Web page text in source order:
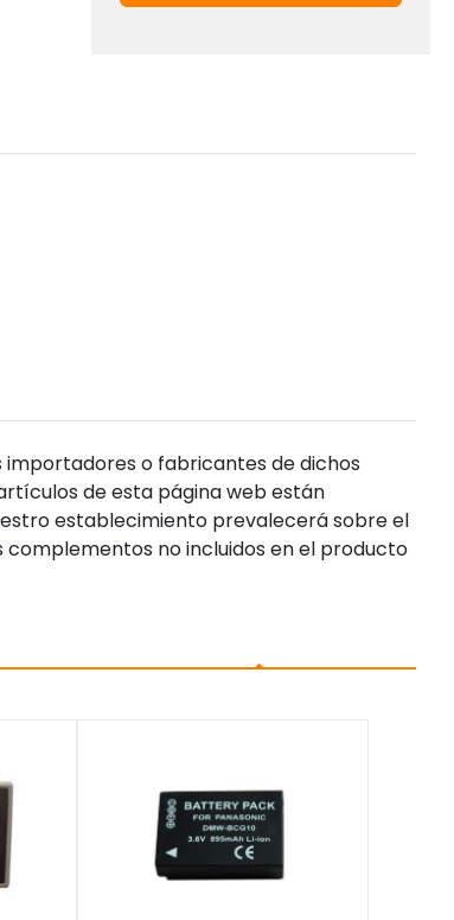
o fabricantes de dichos
de esta página web están
establecimiento prevalecerá sobre el
no incluidos en el producto